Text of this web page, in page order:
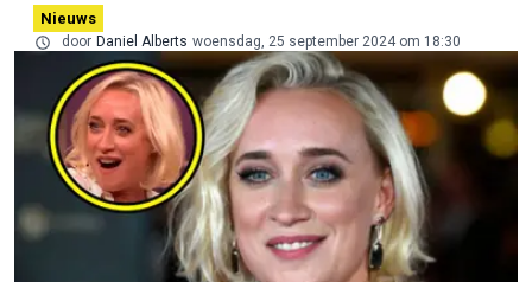
Nieuws
door Daniel Alberts woensdag, 25 september 2024 om 18:30